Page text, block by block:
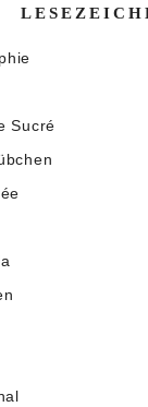
Sucré